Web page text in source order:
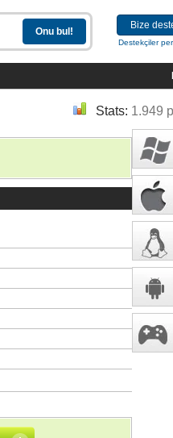
Bize
Destekçiler
Stats: 1.949